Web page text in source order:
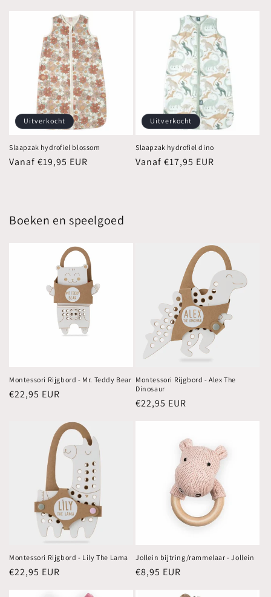
Uitverkocht
Slaapzak hydrofiel blossom
Normale
Vanaf €19,95 EUR
Uitverkocht
Slaapzak hydrofiel dino
Normale
Vanaf €17,95 EUR
Boeken en speelgoed
Montessori Rijgbord - Mr. Teddy Bear
Normale
€22,95 EUR
Montessori Rijgbord - Alex The
Dinosaur
Normale
€22,95 EUR
Montessori Rijgbord - Lily The Lama
Normale
€22,95 EUR
Jollein bijtring/rammelaar - Jollein
Normale
€8,95 EUR